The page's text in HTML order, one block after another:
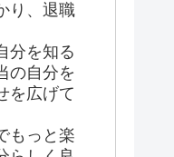
り、退職
分を知る
の自分を
を広げて
もっと楽